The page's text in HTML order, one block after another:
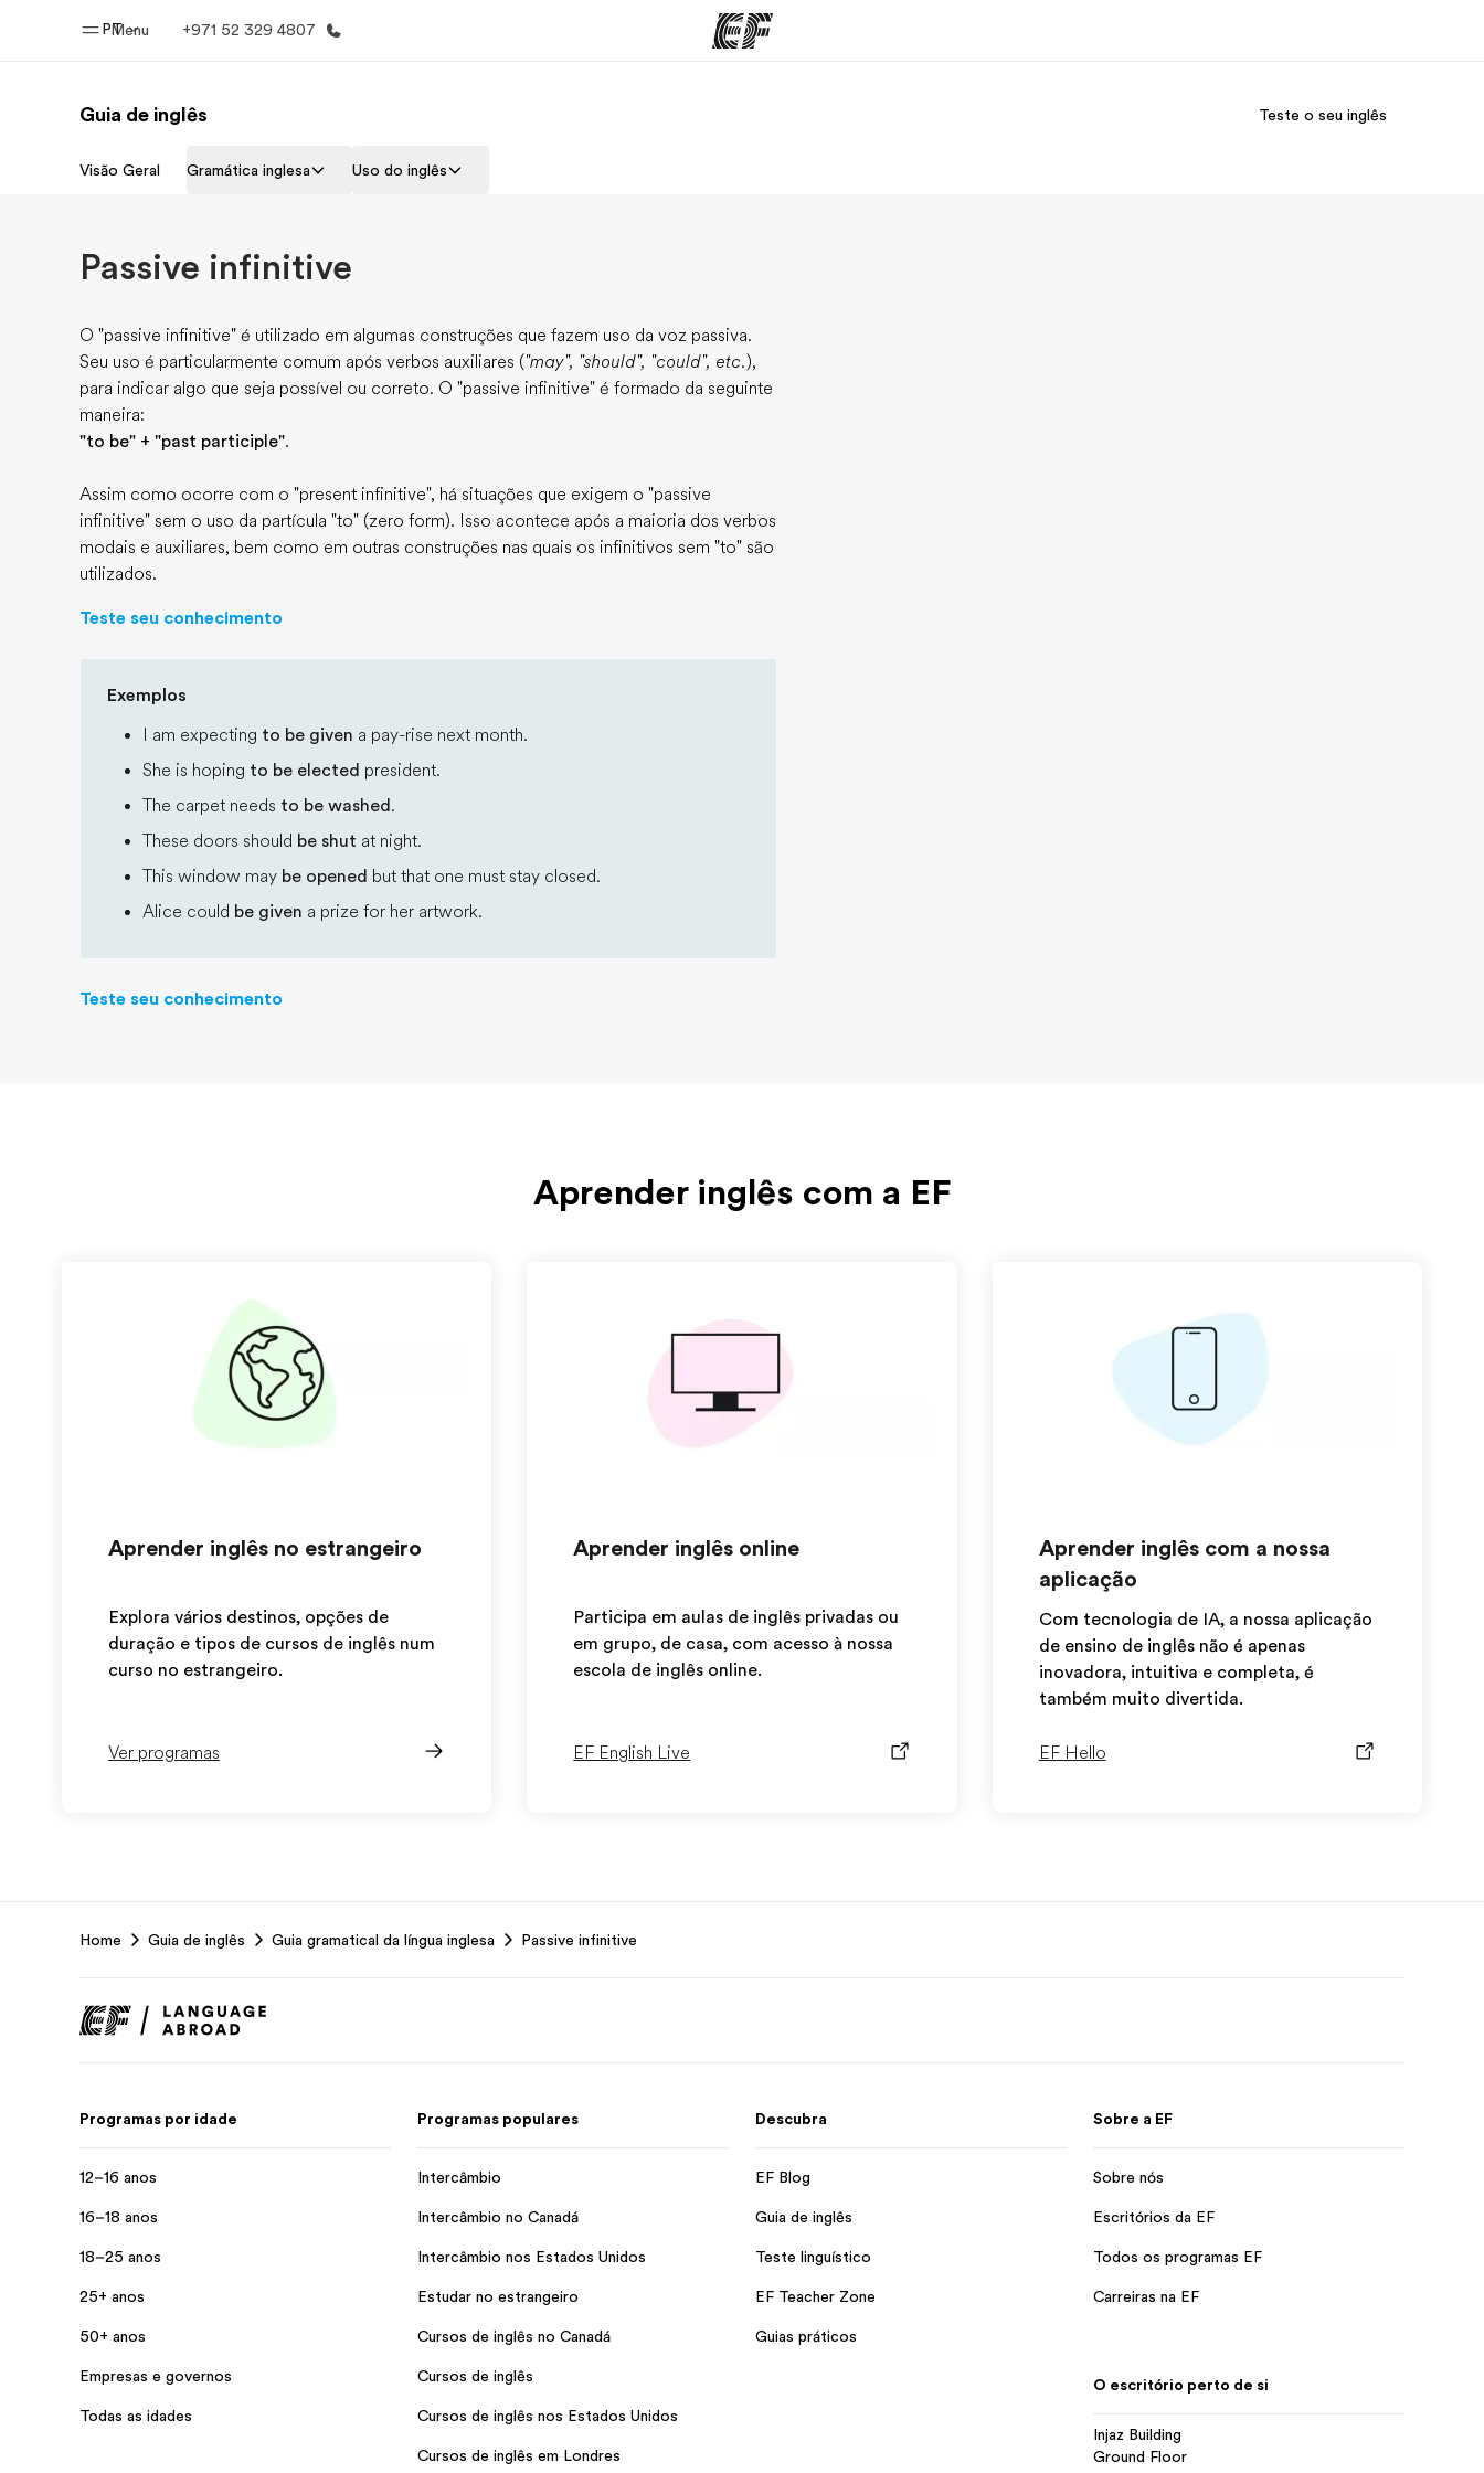
Menu
PT +971 52 329 4807
Início Programas
Guia de inglês Teste o seu inglês
Visão Geral Gramática inglesa Uso do inglês
Passive infinitive
O "passive infinitive" é utilizado em algumas construções que fazem uso da voz passiva.
Seu uso é particularmente comum após verbos auxiliares ("may", "should", "could", etc.),
para indicar algo que seja possível ou correto. O "passive infinitive" é formado da seguinte
maneira:
"to be" + "past participle".
Assim como ocorre com o "present infinitive", há situações que exigem o "passive
infinitive" sem o uso da partícula "to" (zero form). Isso acontece após a maioria dos verbos
modais e auxiliares, bem como em outras construções nas quais os infinitivos sem "to" são
utilizados.
Teste seu conhecimento
Exemplos
I am expecting to be given a pay-rise next month.
She is hoping to be elected president.
The carpet needs to be washed .
These doors should be shut at night.
This window may be opened but that one must stay closed.
Alice could be given a prize for her artwork.
Teste seu conhecimento
Aprender inglês com a EF
Aprender inglês no estrangeiro
Explora vários destinos, opções de
duração e tipos de cursos de inglês num
curso no estrangeiro.
Ver programas
Aprender inglês online
Participa em aulas de inglês privadas ou
em grupo, de casa, com acesso à nossa
escola de inglês online.
EF English Live
Aprender inglês com a nossa
aplicação
Com tecnologia de IA, a nossa aplicação
de ensino de inglês não é apenas
inovadora, intuitiva e completa, é
também muito divertida.
EF Hello
Home Guia de inglês Guia gramatical da língua inglesa Passive infinitive
Programas por idade
12–16 anos
16–18 anos
18–25 anos
25+ anos
50+ anos
Empresas e governos
Todas as idades
Programas populares
Intercâmbio
Intercâmbio no Canadá
Intercâmbio nos Estados Unidos
Estudar no estrangeiro
Cursos de inglês no Canadá
Cursos de inglês
Cursos de inglês nos Estados Unidos
Cursos de inglês em Londres
Descubra
EF Blog
Guia de inglês
Teste linguístico
EF Teacher Zone
Guias práticos
Sobre a EF
Sobre nós
Escritórios da EF
Todos os programas EF
Carreiras na EF
O escritório perto de si
Injaz Building
Ground Floor